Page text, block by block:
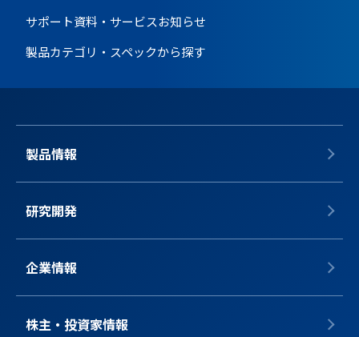
サポート資料・サービスお知らせ
製品カテゴリ・スペックから探す
製品情報
研究開発
企業情報
株主・投資家情報